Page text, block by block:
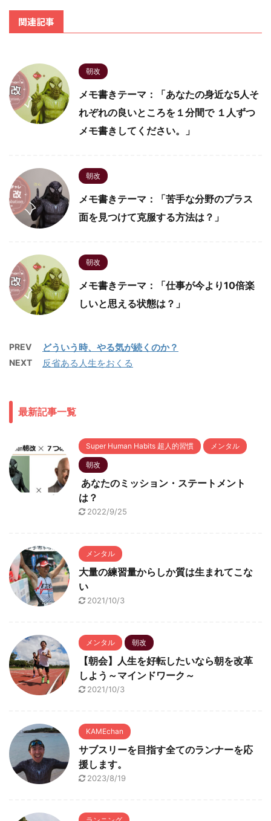
関連記事
朝改
メモ書きテーマ：「あなたの身近な5人そ
れぞれの良いところを１分間で １人ずつ
メモ書きしてください。」
朝改
メモ書きテーマ：「苦手な分野のプラス
面を見つけて克服する方法は？」
朝改
メモ書きテーマ：「仕事が今より10倍楽
しいと思える状態は？」
PREV どういう時、やる気が続くのか？
NEXT 反省ある人生をおくる
最新記事一覧
Super Human Habits 超人的習慣 メンタル
朝改
あなたのミッション・ステートメント
は？
2022/9/25
メンタル
大量の練習量からしか質は生まれてこな
い
2021/10/3
メンタル 朝改
【朝会】人生を好転したいなら朝を改革
しよう～マインドワーク～
2021/10/3
KAMEchan
サブスリーを目指す全てのランナーを応
援します。
2023/8/19